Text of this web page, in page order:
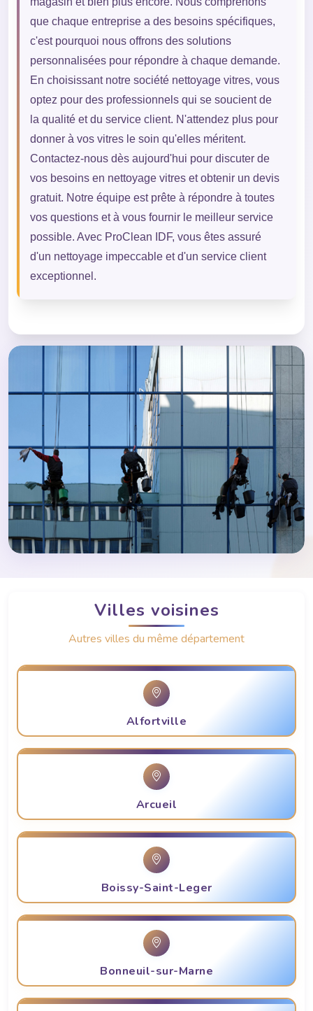
que chaque entreprise a des besoins spécifiques,
c'est pourquoi nous offrons des solutions
personnalisées pour répondre à chaque demande.
En choisissant notre société nettoyage vitres, vous
optez pour des professionnels qui se soucient de
la qualité et du service client. N'attendez plus pour
donner à vos vitres le soin qu'elles méritent.
Contactez-nous dès aujourd'hui pour discuter de
vos besoins en nettoyage vitres et obtenir un devis
gratuit. Notre équipe est prête à répondre à toutes
vos questions et à vous fournir le meilleur service
possible. Avec ProClean IDF, vous êtes assuré
d'un nettoyage impeccable et d'un service client
exceptionnel.
Villes voisines
Autres villes du même département
Alfortville
Arcueil
Boissy-Saint-Leger
Bonneuil-sur-Marne